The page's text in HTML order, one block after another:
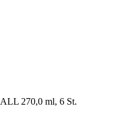
270,0 ml, 6 St.